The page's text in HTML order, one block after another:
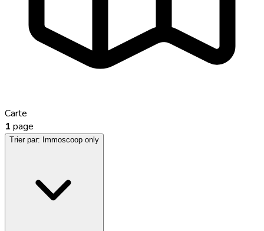
Carte
1 page
Trier par: Immoscoop only